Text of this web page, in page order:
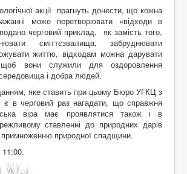
акції прагнуть донести, що кожна
може перетворювати «відходи в
черговий приклад, як замість того,
сміттєзвалища, забруднювати
життю, відходам можна дарувати
вони служили для оздоровлення
і добра людей.
яке ставить при цьому Бюро УГКЦ з
є в черговий раз нагадати, що справжня
віра має проявлятися також і в
ставленні до природних дарів
примноженню природної спадщини.
11:00.